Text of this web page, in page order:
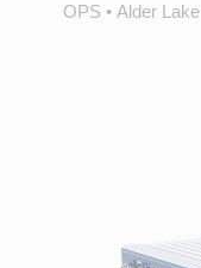
OPS • Alder Lake